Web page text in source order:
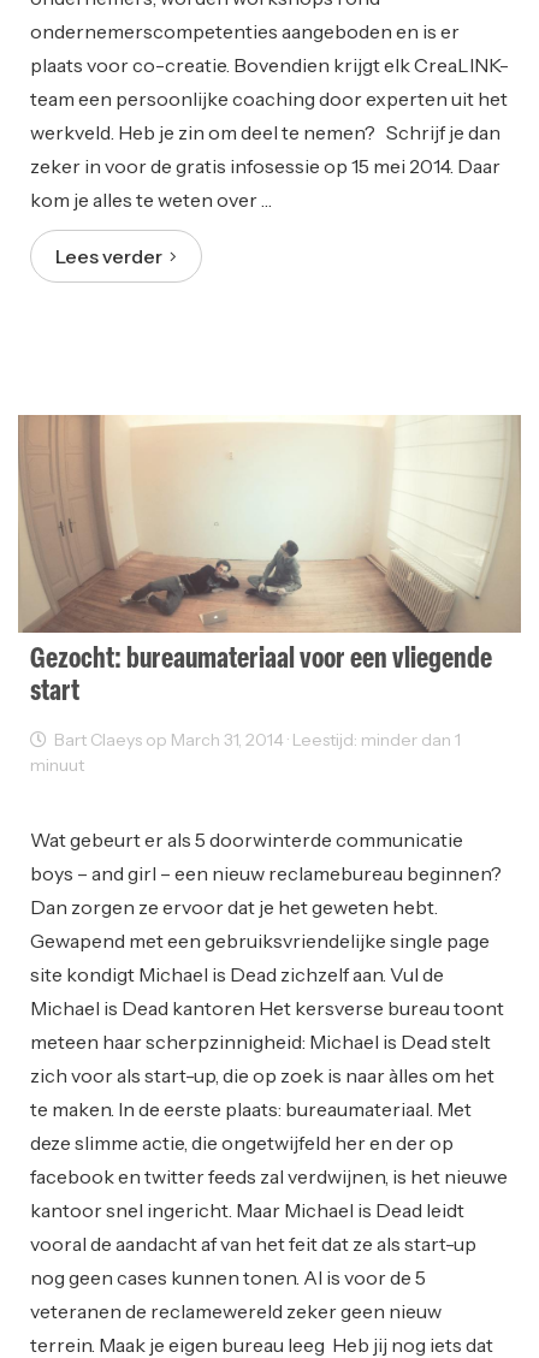
ondernemerscompetenties aangeboden en is er
plaats voor co-creatie. Bovendien krijgt elk CreaLINK-
team een persoonlijke coaching door experten uit het
werkveld. Heb je zin om deel te nemen? Schrijf je dan
zeker in voor de gratis infosessie op 15 mei 2014. Daar
kom je alles te weten over …
Lees verder
Gezocht: bureaumateriaal voor een vliegende
start
Bart Claeys op March 31, 2014 · Leestijd: minder dan 1
minuut
Wat gebeurt er als 5 doorwinterde communicatie
boys – and girl – een nieuw reclamebureau beginnen?
Dan zorgen ze ervoor dat je het geweten hebt.
Gewapend met een gebruiksvriendelijke single page
site kondigt Michael is Dead zichzelf aan. Vul de
Michael is Dead kantoren Het kersverse bureau toont
meteen haar scherpzinnigheid: Michael is Dead stelt
zich voor als start-up, die op zoek is naar àlles om het
te maken. In de eerste plaats: bureaumateriaal. Met
deze slimme actie, die ongetwijfeld her en der op
facebook en twitter feeds zal verdwijnen, is het nieuwe
kantoor snel ingericht. Maar Michael is Dead leidt
vooral de aandacht af van het feit dat ze als start-up
nog geen cases kunnen tonen. Al is voor de 5
veteranen de reclamewereld zeker geen nieuw
terrein. Maak je eigen bureau leeg Heb jij nog iets dat